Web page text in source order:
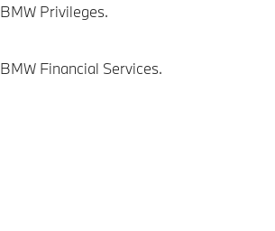
BMW Privileges.
BMW Financial Services.